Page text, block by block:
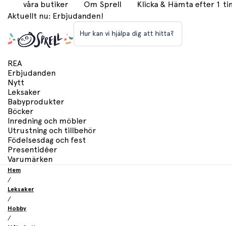
våra butiker Om Sprell Klicka & Hämta efter 1
Aktuellt nu: Erbjudanden!
Hur kan vi hjälpa dig att hitta?
REA
Erbjudanden
Nytt
Leksaker
Babyprodukter
Böcker
Inredning och möbler
Utrustning och tillbehör
Födelsesdag och fest
Presentidéer
Varumärken
Hem
/
Leksaker
/
Hobby
/